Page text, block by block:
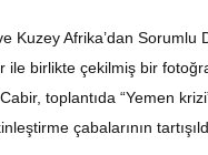
Kuzey Afrika’dan Sorumlu
ile birlikte çekilmiş bir
toplantıda “Yemen
çabalarının